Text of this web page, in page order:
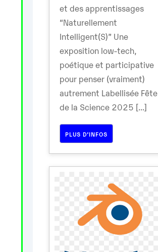
et des apprentissages
“Naturellement
Intelligent(S)” Une
exposition low-tech,
poétique et participative
pour penser (vraiment)
autrement Labellisée Fête
de la Science 2025 [...]
PLUS D’INFOS